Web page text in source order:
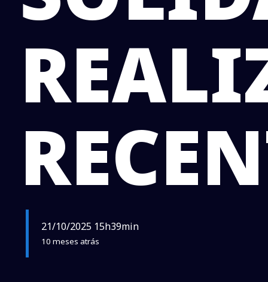
21/10/2025 15h39min
10 meses atrás